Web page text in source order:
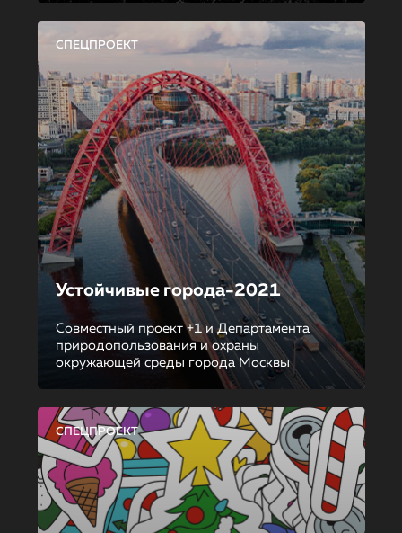
СПЕЦПРОЕКТ
Устойчивые города-2021
Совместный проект +1 и Департамента
природопользования и охраны
окружающей среды города Москвы
СПЕЦПРОЕКТ